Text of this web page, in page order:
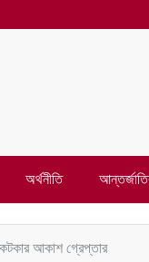
অর্থনীতি
আকাশ গ্রেপ্তার